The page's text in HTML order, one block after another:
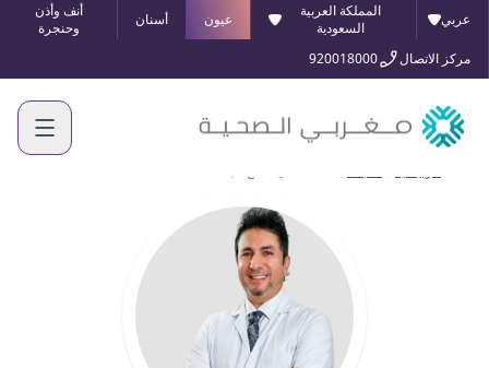
عربي
المملكة العربية
السعودية
عيون أسنان
أنف وأذن
وحنجرة
مركز الاتصال
920018000